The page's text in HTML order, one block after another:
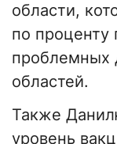
области,
по проценту
проблемных
областей.
Также
уровень